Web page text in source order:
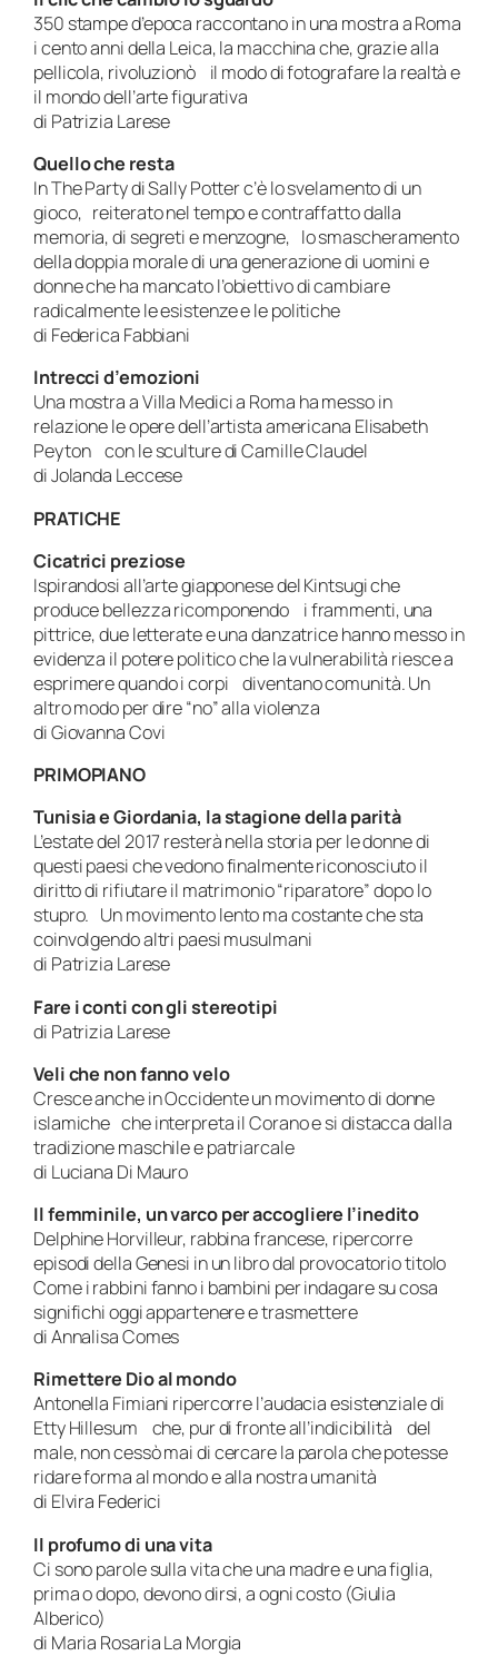
350 stampe d’epoca raccontano in una mostra a Roma
i cento anni della Leica, la macchina che, grazie alla
pellicola, rivoluzionò il modo di fotografare la realtà e
il mondo dell’arte figurativa
di Patrizia Larese
Quello che resta
In The Party di Sally Potter c’è lo svelamento di un
gioco, reiterato nel tempo e contraffatto dalla
memoria, di segreti e menzogne, lo smascheramento
della doppia morale di una generazione di uomini e
donne che ha mancato l’obiettivo di cambiare
radicalmente le esistenze e le politiche
di Federica Fabbiani
Intrecci d’emozioni
Una mostra a Villa Medici a Roma ha messo in
relazione le opere dell’artista americana Elisabeth
Peyton con le sculture di Camille Claudel
di Jolanda Leccese
PRATICHE
Cicatrici preziose
Ispirandosi all’arte giapponese del Kintsugi che
produce bellezza ricomponendo i frammenti, una
pittrice, due letterate e una danzatrice hanno messo in
evidenza il potere politico che la vulnerabilità riesce a
esprimere quando i corpi diventano comunità. Un
altro modo per dire “no” alla violenza
di Giovanna Covi
PRIMOPIANO
Tunisia e Giordania, la stagione della parità
L’estate del 2017 resterà nella storia per le donne di
questi paesi che vedono finalmente riconosciuto il
diritto di rifiutare il matrimonio “riparatore” dopo lo
stupro. Un movimento lento ma costante che sta
coinvolgendo altri paesi musulmani
di Patrizia Larese
Fare i conti con gli stereotipi
di Patrizia Larese
Veli che non fanno velo
Cresce anche in Occidente un movimento di donne
islamiche che interpreta il Corano e si distacca dalla
tradizione maschile e patriarcale
di Luciana Di Mauro
Il femminile, un varco per accogliere l’inedito
Delphine Horvilleur, rabbina francese, ripercorre
episodi della Genesi in un libro dal provocatorio titolo
Come i rabbini fanno i bambini per indagare su cosa
significhi oggi appartenere e trasmettere
di Annalisa Comes
Rimettere Dio al mondo
Antonella Fimiani ripercorre l’audacia esistenziale di
Etty Hillesum che, pur di fronte all’indicibilità del
male, non cessò mai di cercare la parola che potesse
ridare forma al mondo e alla nostra umanità
di Elvira Federici
Il profumo di una vita
Ci sono parole sulla vita che una madre e una figlia,
prima o dopo, devono dirsi, a ogni costo (Giulia
Alberico)
di Maria Rosaria La Morgia